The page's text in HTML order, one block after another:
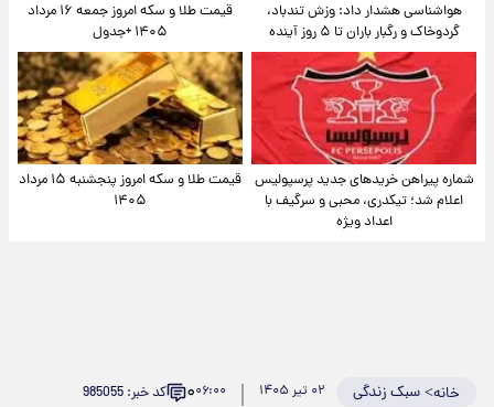
هواشناسی هشدار داد: وزش تندباد،
گردوخاک و رگبار باران تا ۵ روز آینده
قیمت طلا و سکه امروز جمعه ۱۶ مرداد
۱۴۰۵ +جدول
شماره پیراهن خریدهای جدید پرسپولیس
اعلام شد؛ تیکدری، محبی و سرگیف با
اعداد ویژه
قیمت طلا و سکه امروز پنجشنبه ۱۵ مرداد
۱۴۰۵
خانه>سبک زندگی ۰۲ تیر ۱۴۰۵ ۰۶:۰۰۰ کد خبر: 985055